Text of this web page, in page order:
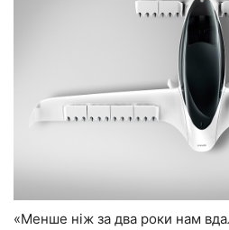
«Менше ніж за два роки нам